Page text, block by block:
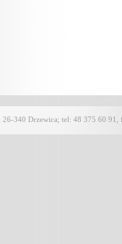
26-340 Drzewica; tel: 48 375 60